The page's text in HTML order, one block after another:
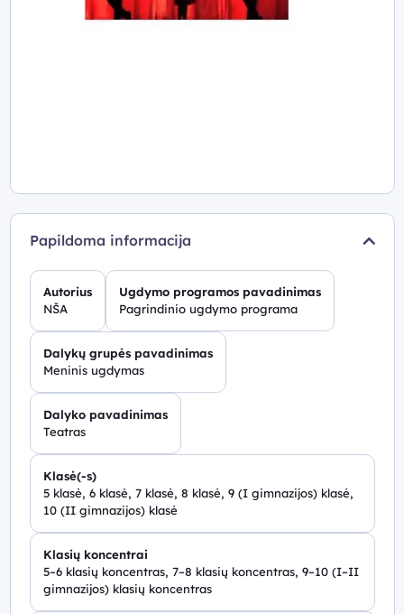
Papildoma informacija
Autorius
NŠA
Ugdymo programos pavadinimas
Pagrindinio ugdymo programa
Dalykų grupės pavadinimas
Meninis ugdymas
Dalyko pavadinimas
Teatras
Klasė(-s)
5 klasė, 6 klasė, 7 klasė, 8 klasė, 9 (I gimnazijos) klasė,
10 (II gimnazijos) klasė
Klasių koncentrai
5–6 klasių koncentras, 7–8 klasių koncentras, 9–10 (I–II
gimnazijos) klasių koncentras